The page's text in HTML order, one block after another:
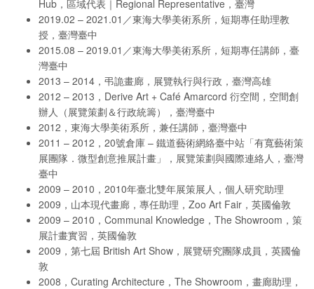
Hub，區域代表｜Regional Representative，臺灣
2019.02 – 2021.01／東海大學美術系所，短期專任助理教
授，臺灣臺中
2015.08 – 2019.01／東海大學美術系所，短期專任講師，臺
灣臺中
2013 – 2014，弔詭畫廊，展覽執行與行政，臺灣高雄
2012 – 2013，Derive Art + Café Amarcord 衍空間，空間創
辦人（展覽策劃＆行政統籌），臺灣臺中
2012，東海大學美術系所，兼任講師，臺灣臺中
2011 – 2012，20號倉庫 – 鐵道藝術網絡臺中站「有寬藝術策
展團隊．微型創意推展計畫」，展覽策劃與國際連絡人，臺灣
臺中
2009 – 2010，2010年臺北雙年展策展人，個人研究助理
2009，山本現代畫廊，專任助理，Zoo Art Fair，英國倫敦
2009 – 2010，Communal Knowledge，The Showroom，策
展計畫實習，英國倫敦
2009，第七屆 British Art Show，展覽研究團隊成員，英國倫
敦
2008，Curating Architecture，The Showroom，畫廊助理，